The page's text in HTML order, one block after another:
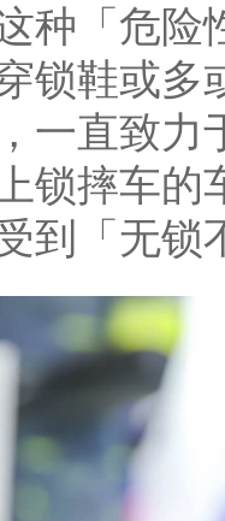
种「危险
锁鞋或多
一直致力
锁摔车的
到「无锁